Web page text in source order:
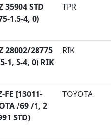
35904 STD
1.5-4, 0)
TPR
28002/28775
1, 5-4, 0) RIK
RIK
FE [13011-
/69 /1, 2
STD)
TOYOTA